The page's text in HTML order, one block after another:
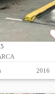
2016